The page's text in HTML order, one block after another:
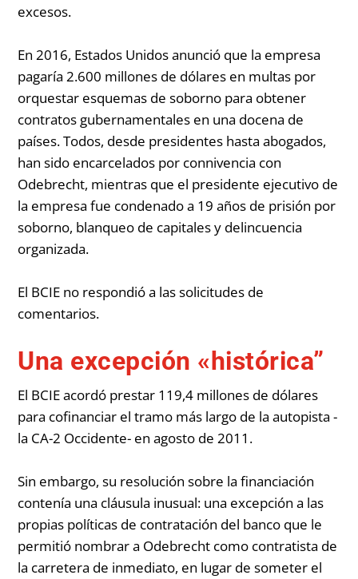
excesos.
En 2016, Estados Unidos anunció que la empresa
pagaría 2.600 millones de dólares en multas por
orquestar esquemas de soborno para obtener
contratos gubernamentales en una docena de
países. Todos, desde presidentes hasta abogados,
han sido encarcelados por connivencia con
Odebrecht, mientras que el presidente ejecutivo de
la empresa fue condenado a 19 años de prisión por
soborno, blanqueo de capitales y delincuencia
organizada.
El BCIE no respondió a las solicitudes de
comentarios.
Una excepción «histórica”
El BCIE acordó prestar 119,4 millones de dólares
para cofinanciar el tramo más largo de la autopista -
la CA-2 Occidente- en agosto de 2011.
Sin embargo, su resolución sobre la financiación
contenía una cláusula inusual: una excepción a las
propias políticas de contratación del banco que le
permitió nombrar a Odebrecht como contratista de
la carretera de inmediato, en lugar de someter el